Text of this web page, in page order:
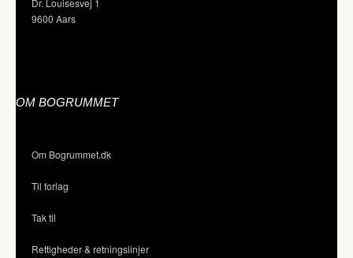
Dr. Louisesvej 1
9600 Aars
OM BOGRUMMET
Om Bogrummet.dk
Til forlag
Tak til
Rettigheder & retningslinjer